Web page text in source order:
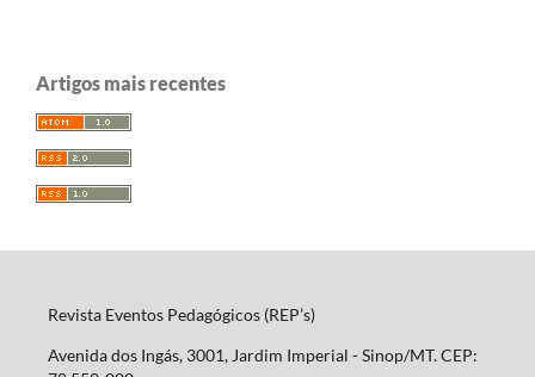
Artigos mais recentes
Revista Eventos Pedagógicos (REP’s)
Avenida dos Ingás, 3001, Jardim Imperial - Sinop/MT. CEP: